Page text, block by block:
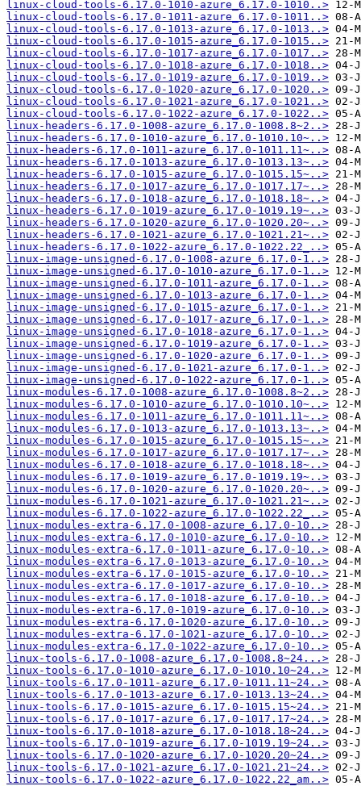
linux-cloud-tools-6.17.0-1010-azure_6.17.0-1010..>
linux-cloud-tools-6.17.0-1011-azure_6.17.0-1011..>
linux-cloud-tools-6.17.0-1013-azure_6.17.0-1013..>
linux-cloud-tools-6.17.0-1015-azure_6.17.0-1015..>
linux-cloud-tools-6.17.0-1017-azure_6.17.0-1017..>
linux-cloud-tools-6.17.0-1018-azure_6.17.0-1018..>
linux-cloud-tools-6.17.0-1019-azure_6.17.0-1019..>
linux-cloud-tools-6.17.0-1020-azure_6.17.0-1020..>
linux-cloud-tools-6.17.0-1021-azure_6.17.0-1021..>
linux-cloud-tools-6.17.0-1022-azure_6.17.0-1022..>
linux-headers-6.17.0-1008-azure_6.17.0-1008.8~2..>
linux-headers-6.17.0-1010-azure_6.17.0-1010.10~..>
linux-headers-6.17.0-1011-azure_6.17.0-1011.11~..>
linux-headers-6.17.0-1013-azure_6.17.0-1013.13~..>
linux-headers-6.17.0-1015-azure_6.17.0-1015.15~..>
linux-headers-6.17.0-1017-azure_6.17.0-1017.17~..>
linux-headers-6.17.0-1018-azure_6.17.0-1018.18~..>
linux-headers-6.17.0-1019-azure_6.17.0-1019.19~..>
linux-headers-6.17.0-1020-azure_6.17.0-1020.20~..>
linux-headers-6.17.0-1021-azure_6.17.0-1021.21~..>
linux-headers-6.17.0-1022-azure_6.17.0-1022.22_..>
linux-image-unsigned-6.17.0-1008-azure_6.17.0-1..>
linux-image-unsigned-6.17.0-1010-azure_6.17.0-1..>
linux-image-unsigned-6.17.0-1011-azure_6.17.0-1..>
linux-image-unsigned-6.17.0-1013-azure_6.17.0-1..>
linux-image-unsigned-6.17.0-1015-azure_6.17.0-1..>
linux-image-unsigned-6.17.0-1017-azure_6.17.0-1..>
linux-image-unsigned-6.17.0-1018-azure_6.17.0-1..>
linux-image-unsigned-6.17.0-1019-azure_6.17.0-1..>
linux-image-unsigned-6.17.0-1020-azure_6.17.0-1..>
linux-image-unsigned-6.17.0-1021-azure_6.17.0-1..>
linux-image-unsigned-6.17.0-1022-azure_6.17.0-1..>
linux-modules-6.17.0-1008-azure_6.17.0-1008.8~2..>
linux-modules-6.17.0-1010-azure_6.17.0-1010.10~..>
linux-modules-6.17.0-1011-azure_6.17.0-1011.11~..>
linux-modules-6.17.0-1013-azure_6.17.0-1013.13~..>
linux-modules-6.17.0-1015-azure_6.17.0-1015.15~..>
linux-modules-6.17.0-1017-azure_6.17.0-1017.17~..>
linux-modules-6.17.0-1018-azure_6.17.0-1018.18~..>
linux-modules-6.17.0-1019-azure_6.17.0-1019.19~..>
linux-modules-6.17.0-1020-azure_6.17.0-1020.20~..>
linux-modules-6.17.0-1021-azure_6.17.0-1021.21~..>
linux-modules-6.17.0-1022-azure_6.17.0-1022.22_..>
linux-modules-extra-6.17.0-1008-azure_6.17.0-10..>
linux-modules-extra-6.17.0-1010-azure_6.17.0-10..>
linux-modules-extra-6.17.0-1011-azure_6.17.0-10..>
linux-modules-extra-6.17.0-1013-azure_6.17.0-10..>
linux-modules-extra-6.17.0-1015-azure_6.17.0-10..>
linux-modules-extra-6.17.0-1017-azure_6.17.0-10..>
linux-modules-extra-6.17.0-1018-azure_6.17.0-10..>
linux-modules-extra-6.17.0-1019-azure_6.17.0-10..>
linux-modules-extra-6.17.0-1020-azure_6.17.0-10..>
linux-modules-extra-6.17.0-1021-azure_6.17.0-10..>
linux-modules-extra-6.17.0-1022-azure_6.17.0-10..>
linux-tools-6.17.0-1008-azure_6.17.0-1008.8~24...>
linux-tools-6.17.0-1010-azure_6.17.0-1010.10~24..>
linux-tools-6.17.0-1011-azure_6.17.0-1011.11~24..>
linux-tools-6.17.0-1013-azure_6.17.0-1013.13~24..>
linux-tools-6.17.0-1015-azure_6.17.0-1015.15~24..>
linux-tools-6.17.0-1017-azure_6.17.0-1017.17~24..>
linux-tools-6.17.0-1018-azure_6.17.0-1018.18~24..>
linux-tools-6.17.0-1019-azure_6.17.0-1019.19~24..>
linux-tools-6.17.0-1020-azure_6.17.0-1020.20~24..>
linux-tools-6.17.0-1021-azure_6.17.0-1021.21~24..>
linux-tools-6.17.0-1022-azure_6.17.0-1022.22_am..>